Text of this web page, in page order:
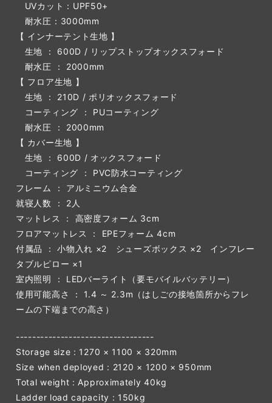
UVカット：UPF50+
耐水圧：3000mm
【 インナーテント生地 】
生地 ： 600D / リップストップオックスフォード
耐水圧 ： 2000mm
【 フロア生地 】
生地 ： 210D / ポリオックスフォード
コーティング ： PUコーティング
耐水圧 ： 2000mm
【 カバー生地 】
生地 ： 600D / オックスフォード
コーティング ： PVC防水コーティング
フレーム ： アルミニウム合金
就寝人数 ： 2人
マットレス ： 高密度フォーム 3cm
フロアマットレス ： EPEフォーム 4cm
付属品 ： 小物入れ ×2 シューズボックス ×2 インフレー
タブルピロー ×1
室内照明 ： LEDバーライト（要モバイルバッテリー）
使用可能高さ ： 1.4 ～ 2.3m（はしごの接地箇所からフレ
ームの下端までの高さ）
----------------------------------
Storage size : 1270 × 1100 × 320mm
Size when deployed : 2120 × 1200 × 950mm
Total weight : Approximately 40kg
Ladder load capacity : 150kg